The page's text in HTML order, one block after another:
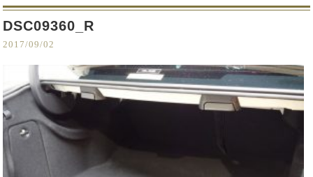
DSC09360_R
2017/09/02